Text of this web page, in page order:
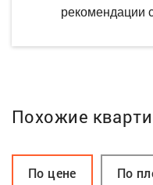
рекомендации
Похожие
По цене По